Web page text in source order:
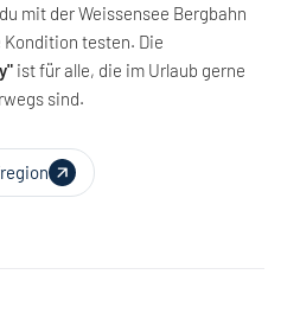
mit der Weissensee Bergbahn
testen. Die
ist für alle, die im Urlaub gerne
sind.